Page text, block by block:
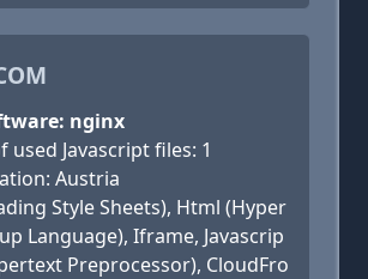
nginx
used Javascript files: 1
Austria
Style Sheets), Html (Hyper
Language), Iframe, Javascrip
Preprocessor), CloudFro